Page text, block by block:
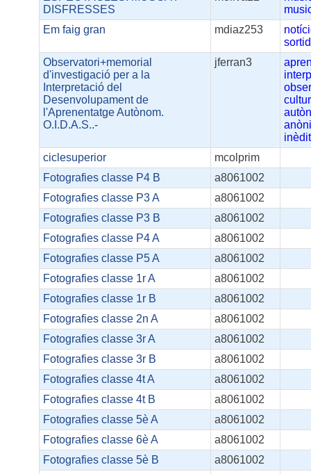
DISFRESSES
Em faig gran
mdiaz253
Observatori+memorial
d'investigació per a la
Interpretació del
Desenvolupament de
l'Aprenentatge Autònom.
O.I.D.A.S..-
jferran3
ciclesuperior
mcolprim
Fotografies classe P4 B
a8061002
Fotografies classe P3 A
a8061002
Fotografies classe P3 B
a8061002
Fotografies classe P4 A
a8061002
Fotografies classe P5 A
a8061002
Fotografies classe 1r A
a8061002
Fotografies classe 1r B
a8061002
Fotografies classe 2n A
a8061002
Fotografies classe 3r A
a8061002
Fotografies classe 3r B
a8061002
Fotografies classe 4t A
a8061002
Fotografies classe 4t B
a8061002
Fotografies classe 5è A
a8061002
Fotografies classe 6è A
a8061002
Fotografies classe 5è B
a8061002